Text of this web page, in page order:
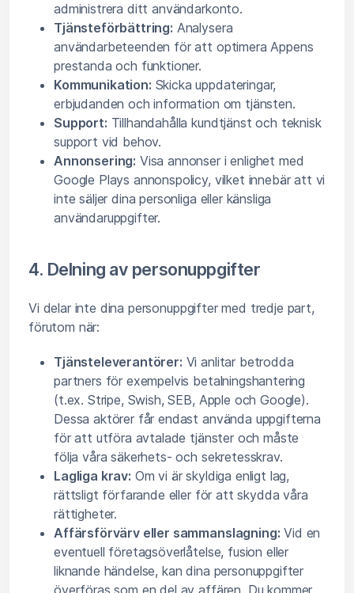
administrera ditt användarkonto.
Tjänsteförbättring: Analysera
användarbeteenden för att optimera Appens
prestanda och funktioner.
Kommunikation: Skicka uppdateringar,
erbjudanden och information om tjänsten.
Support: Tillhandahålla kundtjänst och teknisk
support vid behov.
Annonsering: Visa annonser i enlighet med
Google Plays annonspolicy, vilket innebär att vi
inte säljer dina personliga eller känsliga
användaruppgifter.
4. Delning av personuppgifter
Vi delar inte dina personuppgifter med tredje part,
förutom när:
Tjänsteleverantörer: Vi anlitar betrodda
partners för exempelvis betalningshantering
(t.ex. Stripe, Swish, SEB, Apple och Google).
Dessa aktörer får endast använda uppgifterna
för att utföra avtalade tjänster och måste
följa våra säkerhets- och sekretesskrav.
Lagliga krav: Om vi är skyldiga enligt lag,
rättsligt förfarande eller för att skydda våra
rättigheter.
Affärsförvärv eller sammanslagning: Vid en
eventuell företagsöverlåtelse, fusion eller
liknande händelse, kan dina personuppgifter
överföras som en del av affären. Du kommer